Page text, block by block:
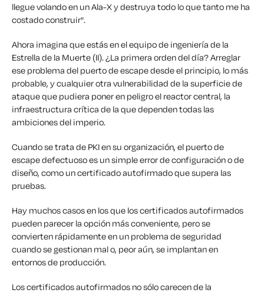
llegue volando en un Ala-X y destruya todo lo que tanto me ha
costado construir".
Ahora imagina que estás en el equipo de ingeniería de la
Estrella de la Muerte (II). ¿La primera orden del día? Arreglar
ese problema del puerto de escape desde el principio, lo más
probable, y cualquier otra vulnerabilidad de la superficie de
ataque que pudiera poner en peligro el reactor central, la
infraestructura crítica de la que dependen todas las
ambiciones del imperio.
Cuando se trata de PKI en su organización, el puerto de
escape defectuoso es un simple error de configuración o de
diseño, como un certificado autofirmado que supera las
pruebas.
Hay muchoscasos en los que los certificados autofirmados
pueden parecer la opción más conveniente, pero se
convierten rápidamente en un problema de seguridad
cuando se gestionan mal o, peor aún, se implantan en
entornos de producción.
Los certificados autofirmados no sólo carecen de la